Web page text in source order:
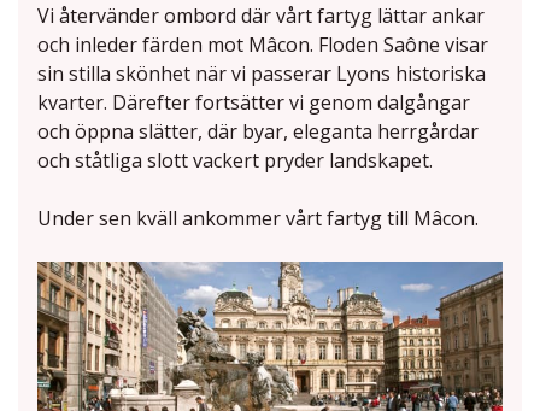
Vi återvänder ombord där vårt fartyg lättar ankar
och inleder färden mot Mâcon. Floden Saône visar
sin stilla skönhet när vi passerar Lyons historiska
kvarter. Därefter fortsätter vi genom dalgångar
och öppna slätter, där byar, eleganta herrgårdar
och ståtliga slott vackert pryder landskapet.
Under sen kväll ankommer vårt fartyg till Mâcon.